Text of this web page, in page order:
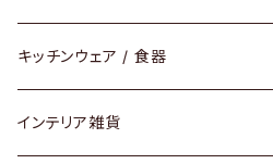
ダイニングセット / ダイニングテーブル
ローテーブル / サイドテーブル
テーブルランプ / デスクスタンド
フロアライト
アクセサリー
リング
財布
キッチンウェア / 食器
グラス / タンブラー
インテリア雑貨